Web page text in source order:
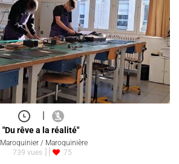
|
"Du rêve a la réalité"
Maroquinier / Maroquinière
739 vues
75